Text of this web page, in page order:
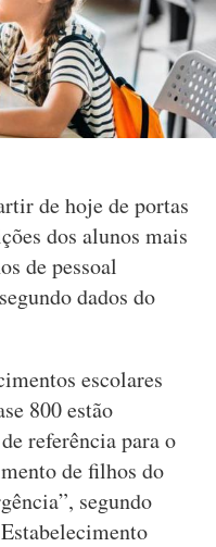
de hoje de portas
dos alunos mais
de pessoal
dados do
escolares
800 estão
referência para o
de filhos do
segundo